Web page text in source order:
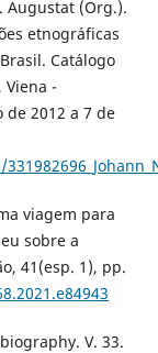
Augustat (Org.).
etnográficas
Catálogo
-
2012 a 7 de
viagem para
sobre a
41(esp. 1), pp.
V. 33.